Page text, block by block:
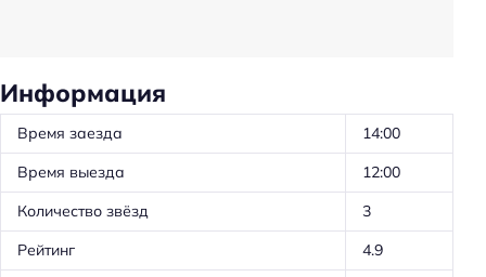
Животные, допустимые к размещению: собаки
Животные, допустимые к размещению: кошки
Трансфер: до/от аэропорта
Частота уборки: ежедневно
Общая кухня
Информация
Время заезда
14:00
Время выезда
12:00
Количество звёзд
3
Рейтинг
4.9